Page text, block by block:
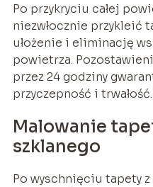
Po przykryciu całej
niezwłocznie przykleić
ułożenie i eliminację
powietrza.
przez 24 godziny
przyczepność i trwałość.
Malowanie
szklanego
Po wyschnięciu tapety z